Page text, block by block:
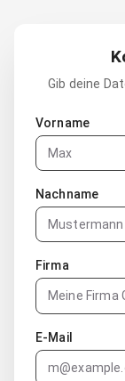
Gib deine
Vorname
Nachname
Firma
E-Mail